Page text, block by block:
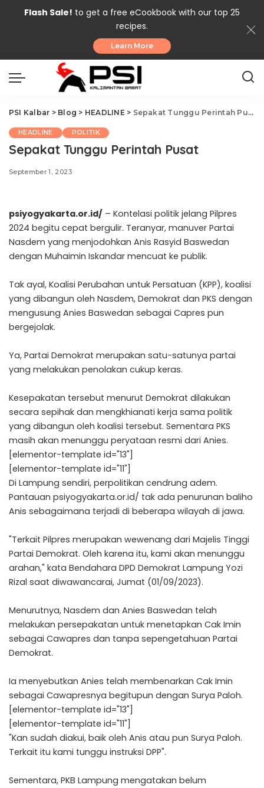
Flash Sale! to get a free eCookbook with our top 25
recipes.
Learn More
PSI Kalbar > Blog > HEADLINE> Sepakat Tunggu Perintah Pusat
HEADLINE POLITIK
Sepakat Tunggu Perintah Pusat
September 1, 2023
psiyogyakarta.or.id/ – Kontelasi politik jelang Pilpres
2024 begitu cepat bergulir. Teranyar, manuver Partai
Nasdem yang menjodohkan Anis Rasyid Baswedan
dengan Muhaimin Iskandar mencuat ke publik.
Tak ayal, Koalisi Perubahan untuk Persatuan (KPP), koalisi
yang dibangun oleh Nasdem, Demokrat dan PKS dengan
mengusung Anies Baswedan sebagai Capres pun
bergejolak.
Ya, Partai Demokrat merupakan satu-satunya partai
yang melakukan penolakan cukup keras.
Kesepakatan tersebut menurut Demokrat dilakukan
secara sepihak dan mengkhianati kerja sama politik
yang dibangun oleh koalisi tersebut. Sementara PKS
masih akan menunggu peryataan resmi dari Anies.
[elementor-template id="13"]
[elementor-template id="11"]
Di Lampung sendiri, perpolitikan cendrung adem.
Pantauan psiyogyakarta.or.id/ tak ada penurunan baliho
Anis sebagaimana terjadi di beberapa wilayah di jawa.
"Terkait Pilpres merupakan wewenang dari Majelis Tinggi
Partai Demokrat. Oleh karena itu, kami akan menunggu
arahan," kata Bendahara DPD Demokrat Lampung Yozi
Rizal saat diwawancarai, Jumat (01/09/2023).
Menurutnya, Nasdem dan Anies Baswedan telah
melakukan persepakatan untuk menetapkan Cak Imin
sebagai Cawapres dan tanpa sepengetahuan Partai
Demokrat.
Ia menyebutkan Anies telah membenarkan Cak Imin
sebagai Cawapresnya begitupun dengan Surya Paloh.
[elementor-template id="13"]
[elementor-template id="11"]
"Kan sudah diakui, baik oleh Anis atau pun Surya Paloh.
Terkait itu kami tunggu instruksi DPP".
Sementara, PKB Lampung mengatakan belum